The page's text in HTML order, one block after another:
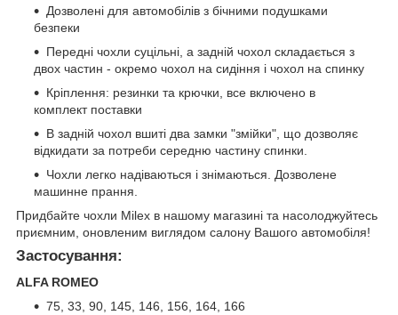
Дозволені для автомобілів з бічними подушками
безпеки
Передні чохли суцільні, а задній чохол складається з
двох частин - окремо чохол на сидіння і чохол на спинку
Кріплення: резинки та крючки, все включено в
комплект поставки
В задній чохол вшиті два замки "змійки", що дозволяє
відкидати за потреби середню частину спинки.
Чохли легко надіваються і знімаються. Дозволене
машинне прання.
Придбайте чохли Milex в нашому магазині та насолоджуйтесь
приємним, оновленим виглядом салону Вашого автомобіля!
Застосування:
ALFA ROMEO
75, 33, 90, 145, 146, 156, 164, 166